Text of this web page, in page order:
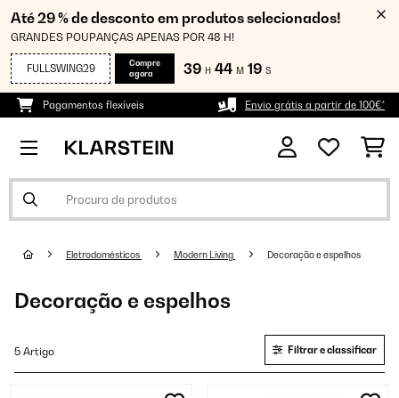
Até 29 % de desconto em produtos selecionados!
GRANDES POUPANÇAS APENAS POR 48 H!
FULLSWING29
Compre
agora
39 H 44 M 19 S
Pagamentos flexíveis Envio grátis a partir de 100€*
Eletrodomésticos Modern Living Decoração e espelhos
Decoração e espelhos
5 Artigo Filtrar e classificar